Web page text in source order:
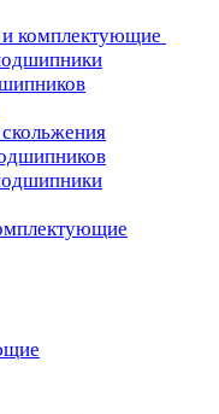
комплектующие